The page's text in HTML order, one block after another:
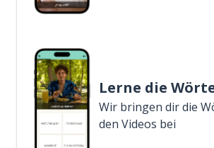
Lerne die
Wir bringen dir die
den Videos bei